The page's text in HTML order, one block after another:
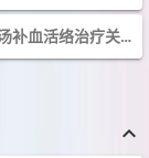
鹌鹑薏米汤补血活络治疗关节痛_新闻中心_新浪网
keyboard_arrow_up